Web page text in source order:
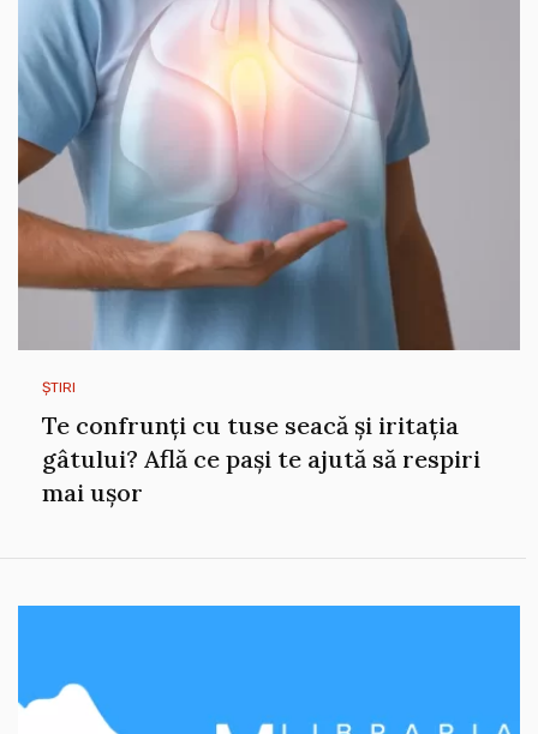
ȘTIRI
Te confrunți cu tuse seacă și iritația
gâtului? Află ce pași te ajută să respiri
mai ușor